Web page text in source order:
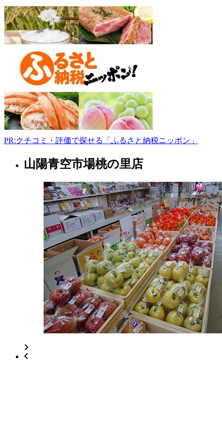
岡
山
市
東
区
1
086-
297-
6696
www.jotocoty.com/kaisha/newpage2.htm
9:00-
PR:クチコミ・評価で探せる「ふるさと納税ニッポン」
岡
山陽青空市場桃の里店